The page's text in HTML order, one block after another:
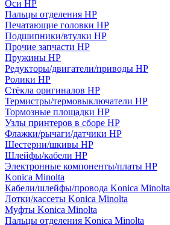
Оси HP
Пальцы отделения HP
Печатающие головки HP
Подшипники/втулки HP
Прочие запчасти HP
Пружины HP
Редукторы/двигатели/приводы HP
Ролики HP
Стёкла оригиналов HP
Термистры/термовыключатели HP
Тормозные площадки HP
Узлы принтеров в сборе HP
Флажки/рычаги/датчики HP
Шестерни/шкивы HP
Шлейфы/кабели HP
Электронные компоненты/платы HP
Konica Minolta
Кабели/шлейфы/провода Konica Minolta
Лотки/кассеты Konica Minolta
Муфты Konica Minolta
Пальцы отделения Konica Minolta